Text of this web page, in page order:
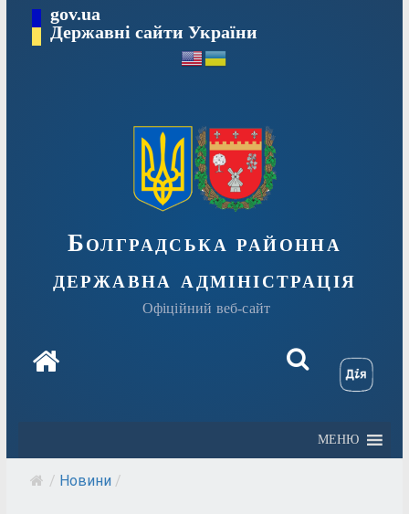
Перейтиgov.ua
Державні сайти України
Болградська районна
державна адміністрація
Офіційний веб-сайт
МЕНЮ
/ Новини /